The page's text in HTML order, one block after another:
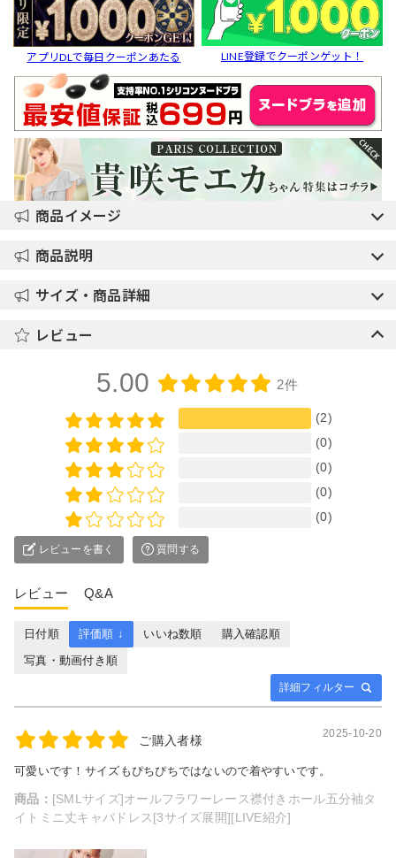
アプリDLで毎日クーポンあたる LINE登録でクーポンゲット！
商品イメージ
商品説明
サイズ・商品詳細
レビュー
5.00 2件
(2)
(0)
(0)
(0)
(0)
レビューを書く 質問する
レビュー Q&A
詳細フィルター
日付順 評価順 ↓ いいね数順
購入確認順
写真・動画付き順
ご購入者様 2025-10-20
可愛いです！サイズもぴちぴちではないので着やすいです。
商品： [SMLサイズ]オールフラワーレース襟付きホール五分袖タ
イトミニ丈キャバドレス[3サイズ展開][LIVE紹介]